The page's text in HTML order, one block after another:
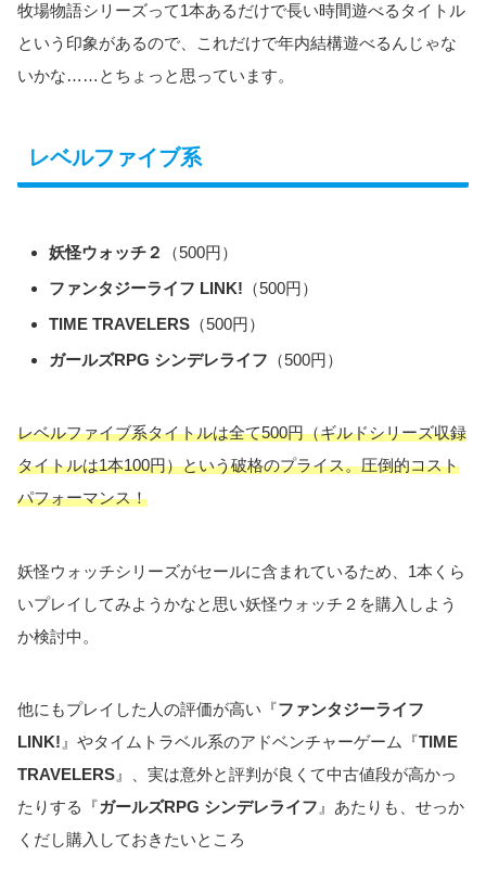
牧場物語シリーズって1本あるだけで長い時間遊べるタイトル
という印象があるので、これだけで年内結構遊べるんじゃな
いかな……とちょっと思っています。
レベルファイブ系
妖怪ウォッチ２
（500円）
ファンタジーライフ LINK! （500円）
TIME TRAVELERS （500円）
ガールズRPG シンデレライフ （500円）
レベルファイブ系タイトルは全て500円（ギルドシリーズ収録
タイトルは1本100円）という破格のプライス。圧倒的コスト
パフォーマンス！
妖怪ウォッチシリーズがセールに含まれているため、1本くら
いプレイしてみようかなと思い妖怪ウォッチ２を購入しよう
か検討中。
他にもプレイした人の評価が高い『ファンタジーライフ
LINK! 』やタイムトラベル系のアドベンチャーゲーム『TIME
TRAVELERS 』、実は意外と評判が良くて中古値段が高かっ
たりする『ガールズRPG シンデレライフ 』あたりも、せっか
くだし購入しておきたいところ